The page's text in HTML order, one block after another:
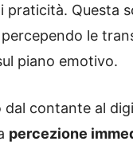
praticità. Questa
le
piano emotivo.
dal contante al
percezione